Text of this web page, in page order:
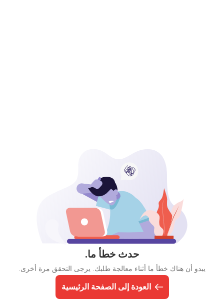
حدث خطأ ما.
يبدو أن هناك خطأ ما أثناء معالجة طلبك. يرجى التحقق مرة أخرى.
العودة إلى الصفحة الرئيسية